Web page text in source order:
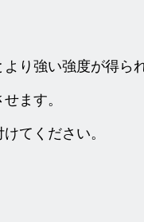
り強い強度が得ら
ます。
てください。